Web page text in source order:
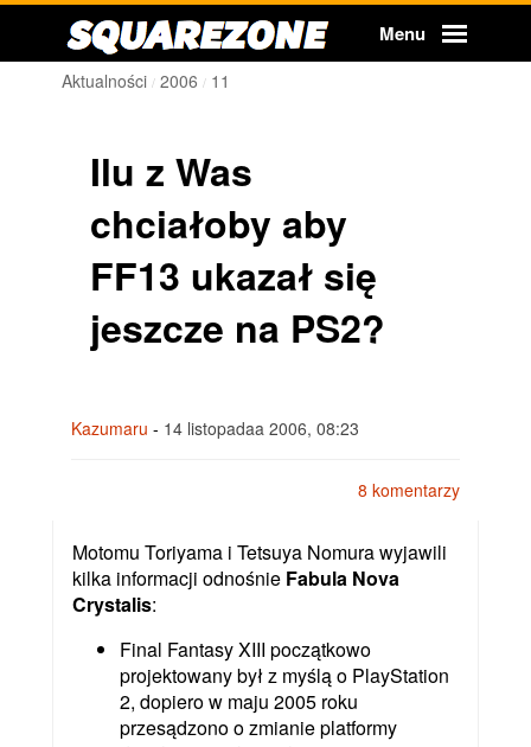
Squarezone Menu
Aktualności 2006 11
Ilu z Was
chciałoby aby
FF13 ukazał się
jeszcze na PS2?
Kazumaru - 14 listopadaa 2006, 08:23
8 komentarzy
Motomu Toriyama i Tetsuya Nomura wyjawili
kilka informacji odnośnie Fabula Nova
Crystalis:
Final Fantasy XIII początkowo
projektowany był z myślą o PlayStation
2, dopiero w maju 2005 roku
przesądzono o zmianie platformy